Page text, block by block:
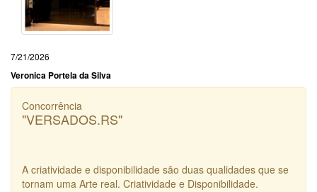
7/21/2026
Veronica Portela da Silva
Concorrência
"VERSADOS.RS"
A criatividade e disponibilidade são duas qualidades que se
tornam uma Arte real. Criatividade e Disponibilidade.